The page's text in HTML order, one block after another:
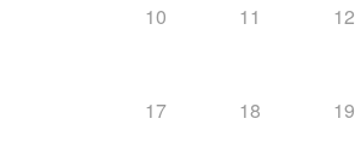
10 11 12
17 18 19